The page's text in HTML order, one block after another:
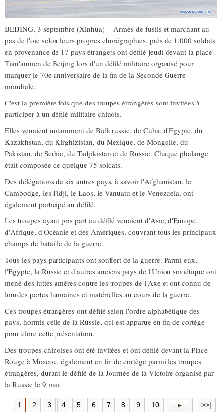
BEIJING, 3 septembre (Xinhua) -- Armés de fusils et marchant au
pas de l'oie selon leurs propres chorégraphies, près de 1.000 soldats
en provenance de 17 pays étrangers ont défilé jeudi devant la place
Tian'anmen de Beijing lors d'un défilé militaire organisé pour
marquer le 70e anniversaire de la fin de la Seconde Guerre
mondiale.
C'est la première fois que des troupes étrangères sont invitées à
participer à un défilé militaire chinois.
Elles venaient notamment de Biélorussie, de Cuba, d'Egypte, du
Kazakhstan, du Kirghizistan, du Mexique, de Mongolie, du
Pakistan, de Serbie, du Tadjikistan et de Russie. Chaque phalange
était composée de quelque 75 soldats.
Des délégations de six autres pays, à savoir l'Afghanistan, le
Cambodge, les Fidji, le Laos, le Vanuatu et le Venezuela, ont
également participé au défilé.
Les troupes ayant pris part au défilé venaient d'Asie, d'Europe,
d'Afrique, d'Océanie et des Amériques, couvrant tous les principaux
champs de bataille de la guerre.
Tous les pays participants ont souffert de la guerre. Parmi eux,
l'Egypte, la Russie et d'autres anciens pays de l'Union soviétique ont
mené des luttes amères contre les troupes de l'Axe et ont connu de
lourdes pertes humaines et matérielles au cours de la guerre.
Ces troupes étrangères ont défilé selon l'ordre alphabétique des
pays, hormis celle de la Russie, qui est apparue en fin de cortège
pour clore cette présentation.
Des troupes chinoises ont été invitées et ont défilé devant la Place
Rouge à Moscou, également en fin de cortège parmi les troupes
étrangères, durant le défilé de la Journée de la Victoire organisé par
la Russie le 9 mai.
1 2 3 4 5 6 7 8 9 10 >>|